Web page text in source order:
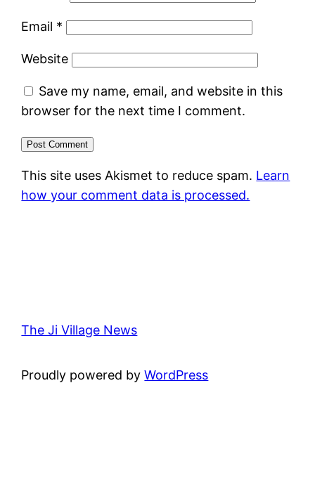
Email *
Website
Save my name, email, and website in this
browser for the next time I comment.
This site uses Akismet to reduce spam. Learn
how your comment data is processed.
The Ji Village News
Proudly powered byWordPress